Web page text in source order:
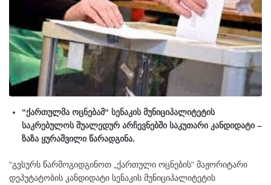
“ქართულმა ოცნებამ“ სენაკის მუნიციპალიტეტის
საკრებულოს შუალედურ არჩევნებში საკუთარი კანდიდატი –
ზაზა ყურაშვილი წარადგინა.
“გვსურს წარმოგიდგინოთ „ქართული ოცნების“ მაჟორიტარი
დეპუტატობის კანდიდატი სენაკის მუნიციპალიტეტის